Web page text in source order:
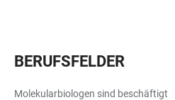
BERUFSFELDER
Molekularbiologen sind beschäftigt